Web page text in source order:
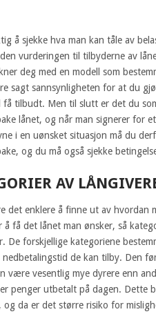
å sjekke hva man kan tåle av
vurderingen til tilbyderne av
deg med en modell som
sagt sannsynligheten for at du
få tilbudt. Men til slutt er det du
lånet, og når man signerer for
i en uønsket situasjon må du
og du må også sjekke
AV
det enklere å finne ut av hvordan
å få det lånet man ønsker, så
De forskjellige kategoriene
nedbetalingstid de kan tilby. Den
være vesentlig mye dyrere enn
penger utbetalt på dagen. Dette
og da er det større risiko for